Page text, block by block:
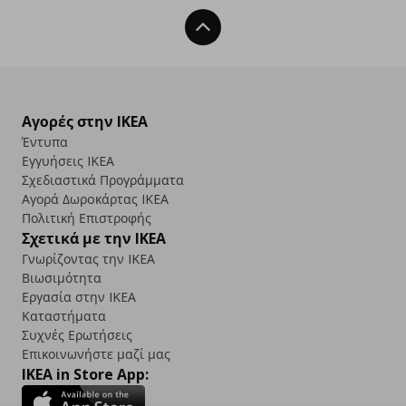
Back To Top
Αγορές στην IKEA
Έντυπα
Εγγυήσεις IKEA
Σχεδιαστικά Προγράμματα
Αγορά Δωρoκάρτας IKEA
Πολιτική Επιστροφής
Σχετικά με την IKEA
Γνωρίζοντας την IKEA
Βιωσιμότητα
Εργασία στην IKEA
Καταστήματα
Συχνές Ερωτήσεις
Επικοινωνήστε μαζί μας
IKEA in Store App: